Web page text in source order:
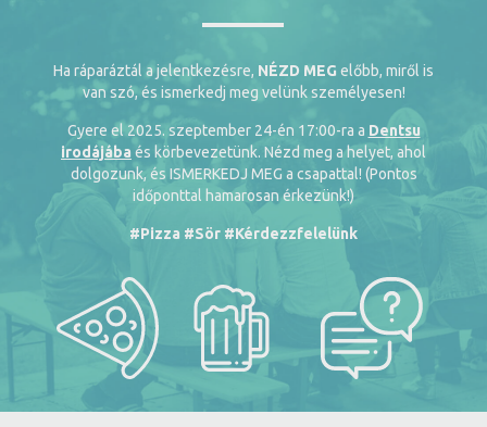
Ha ráparáztál a jelentkezésre, NÉZD MEG előbb, miről is
van szó, és ismerkedj meg velünk személyesen!
Gyere el 2025. szeptember 24-én 17:00-ra a Dentsu
irodájába és körbevezetünk. Nézd meg a helyet, ahol
dolgozunk, és ISMERKEDJ MEG a csapattal! (Pontos
időponttal hamarosan érkezünk!)
#Pizza #Sör #Kérdezzfelelünk